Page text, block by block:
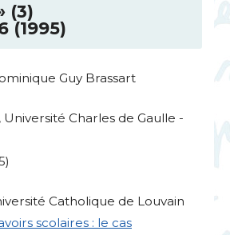
(3)
(1995)
Guy Brassart
, Université Charles de Gaulle -
Catholique de Louvain
scolaires : le cas